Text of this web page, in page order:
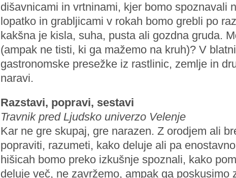
dišavnicami in vrtninami, kjer bomo spoznavali
lopatko in grabljicami v rokah bomo grebli po
kakšna je kisla, suha, pusta ali gozdna gruda.
(ampak ne tisti, ki ga mažemo na kruh)? V
gastronomske presežke iz rastlinic, zemlje in
naravi.
Razstavi, popravi, sestavi
Travnik pred Ljudsko univerzo Velenje
Kar ne gre skupaj, gre narazen. Z orodjem ali
popraviti, razumeti, kako deluje ali pa
hišicah bomo preko izkušnje spoznali, kako
deluje več, ne zavržemo, ampak ga poskusimo